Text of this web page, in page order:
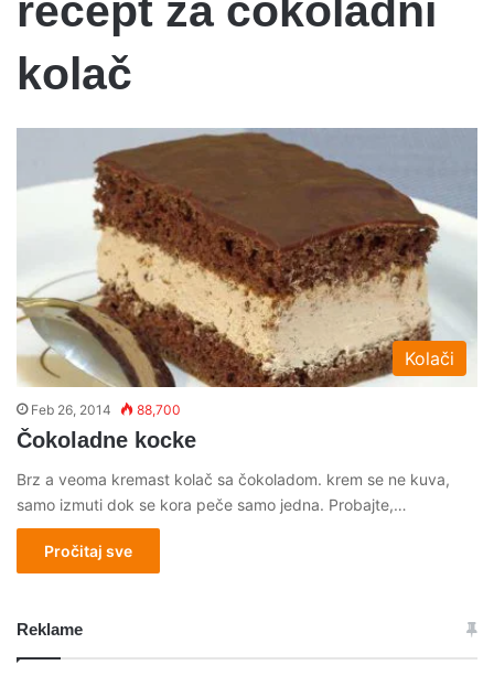
recept za čokoladni
kolač
Kolači
Feb 26, 2014 88,700
Čokoladne kocke
Brz a veoma kremast kolač sa čokoladom. krem se ne kuva,
samo izmuti dok se kora peče samo jedna. Probajte,…
Pročitaj sve
Reklame